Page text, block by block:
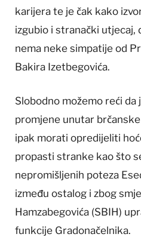
karijera te je čak kako
izgubio i stranački utjecaj,
nema neke simpatije od
Bakira Izetbegovića.
Slobodno možemo reći
promjene unutar
ipak morati opredijeliti
propasti stranke kao što
nepromišljenih poteza
između ostalog i zbog
Hamzabegovića (SBIH)
funkcije Gradonačelnika.